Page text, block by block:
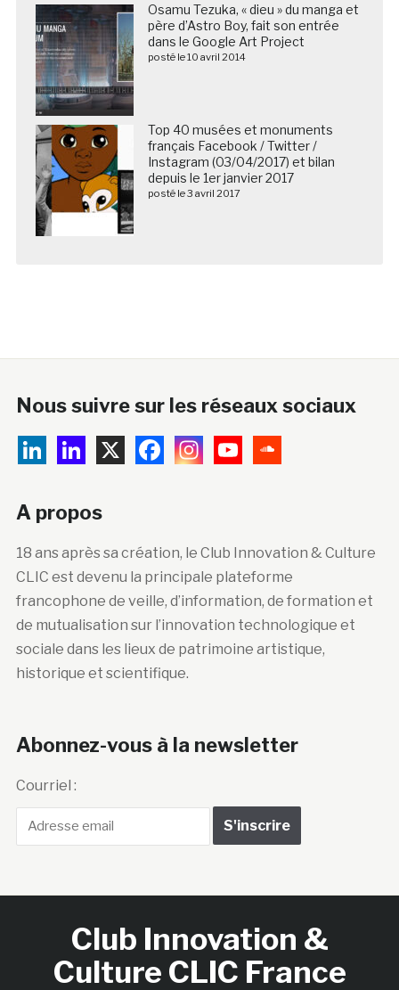
Osamu Tezuka, « dieu » du manga et
père d’Astro Boy, fait son entrée
dans le Google Art Project
posté le 10 avril 2014
Top 40 musées et monuments
français Facebook / Twitter /
Instagram (03/04/2017) et bilan
depuis le 1er janvier 2017
posté le 3 avril 2017
Nous suivre sur les réseaux sociaux
A propos
18 ans après sa création, le Club Innovation & Culture
CLIC est devenu la principale plateforme
francophone de veille, d’information, de formation et
de mutualisation sur l’innovation technologique et
sociale dans les lieux de patrimoine artistique,
historique et scientifique.
Abonnez-vous à la newsletter
Courriel :
Club Innovation &
Culture CLIC France